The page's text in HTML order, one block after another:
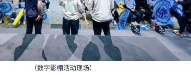
（数字影棚活动现场）